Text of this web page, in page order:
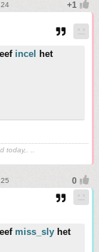
incel
het
today,. ..
miss_sly het